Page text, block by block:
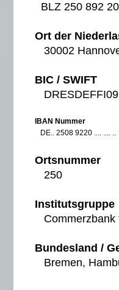
BLZ 250 892 20
Ort der
30002
BIC / SWIFT
DRESDEFFI09
IBAN Nummer
DE.. 2508 9220 .... .... ..
Ortsnummer
250
Institutsgruppe
Commerzbank
Bundesland /
Bremen,